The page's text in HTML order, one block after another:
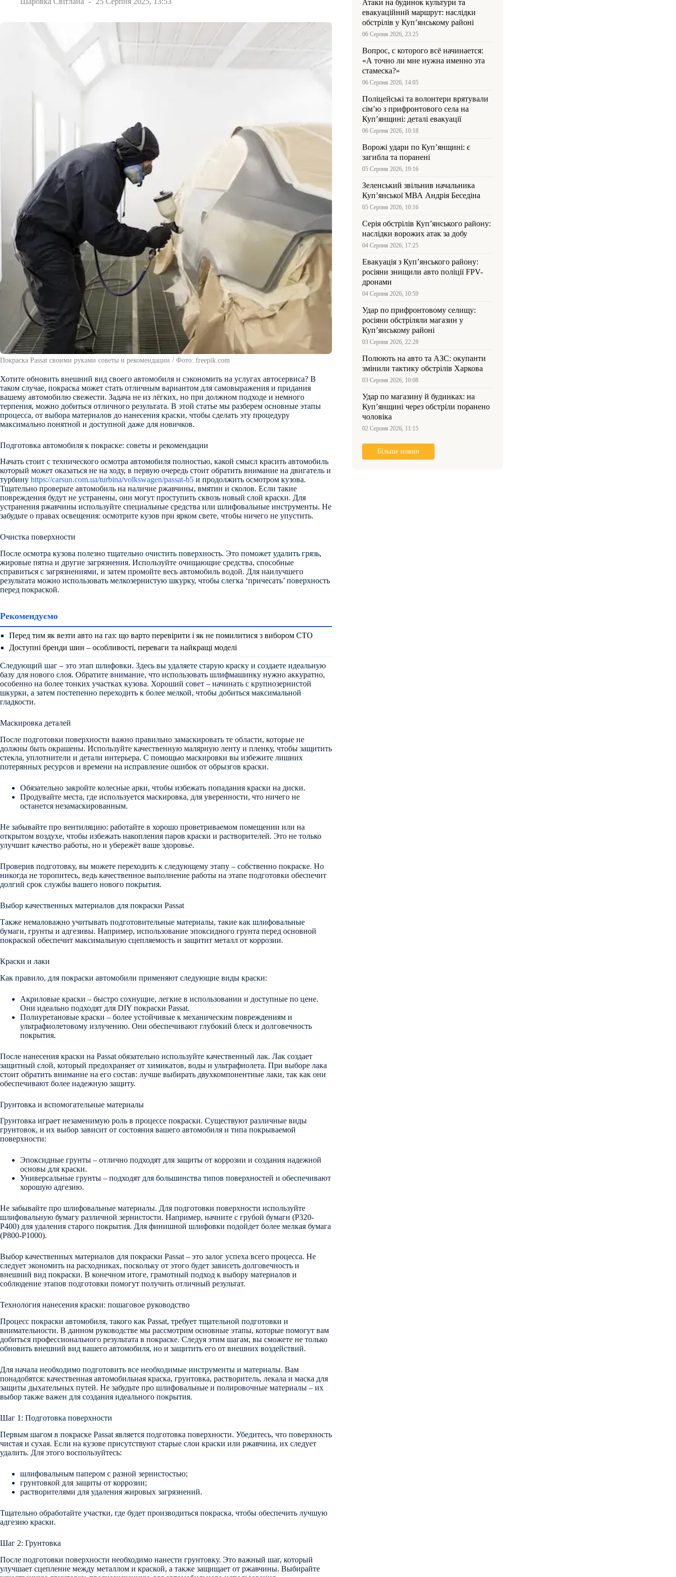
Покраска Passat своими руками советы и рекомендации / Фото: freepik.com
Хотите обновить внешний вид своего автомобиля и сэкономить на услугах автосервиса? В
таком случае, покраска может стать отличным вариантом для самовыражения и придания
вашему автомобилю свежести. Задача не из лёгких, но при должном подходе и немного
терпения, можно добиться отличного результата. В этой статье мы разберем основные этапы
процесса, от выбора материалов до нанесения краски, чтобы сделать эту процедуру
максимально понятной и доступной даже для новичков.
Подготовка автомобиля к покраске: советы и рекомендации
Начать стоит с технического осмотра автомобиля полностью, какой смысл красить автомобиль
который может оказаться не на ходу, в первую очередь стоит обратить внимание на двигатель и
турбину https://carsun.com.ua/turbina/volkswagen/passat-b5 и продолжить осмотром кузова.
Тщательно проверьте автомобиль на наличие ржавчины, вмятин и сколов. Если такие
повреждения будут не устранены, они могут проступить сквозь новый слой краски. Для
устранения ржавчины используйте специальные средства или шлифовальные инструменты. Не
забудьте о правах освещения: осмотрите кузов при ярком свете, чтобы ничего не упустить.
Очистка поверхности
После осмотра кузова полезно тщательно очистить поверхность. Это поможет удалить грязь,
жировые пятна и другие загрязнения. Используйте очищающие средства, способные
справиться с загрязнениями, и затем промойте весь автомобиль водой. Для наилучшего
результата можно использовать мелкозернистую шкурку, чтобы слегка ‘причесать’ поверхность
перед покраской.
Рекомендуємо
Перед тим як везти авто на газ: що варто перевірити і як не помилитися з вибором СТО
Доступні бренди шин – особливості, переваги та найкращі моделі
Следующий шаг – это этап шлифовки. Здесь вы удаляете старую краску и создаете идеальную
базу для нового слоя. Обратите внимание, что использовать шлифмашинку нужно аккуратно,
особенно на более тонких участках кузова. Хороший совет – начинать с крупнозернистой
шкурки, а затем постепенно переходить к более мелкой, чтобы добиться максимальной
гладкости.
Маскировка деталей
После подготовки поверхности важно правильно замаскировать те области, которые не
должны быть окрашены. Используйте качественную малярную ленту и пленку, чтобы защитить
стекла, уплотнители и детали интерьера. С помощью маскировки вы избежите лишних
потерянных ресурсов и времени на исправление ошибок от обрызгов краски.
Обязательно закройте колесные арки, чтобы избежать попадания краски на диски.
Продувайте места, где используется маскировка, для уверенности, что ничего не
останется незамаскированным.
Не забывайте про вентиляцию: работайте в хорошо проветриваемом помещении или на
открытом воздухе, чтобы избежать накопления паров краски и растворителей. Это не только
улучшит качество работы, но и убережёт ваше здоровье.
Проверив подготовку, вы можете переходить к следующему этапу – собственно покраске. Но
никогда не торопитесь, ведь качественное выполнение работы на этапе подготовки обеспечит
долгий срок службы вашего нового покрытия.
Выбор качественных материалов для покраски Passat
Также немаловажно учитывать подготовительные материалы, такие как шлифовальные
бумаги, грунты и адгезивы. Например, использование эпоксидного грунта перед основной
покраской обеспечит максимальную сцепляемость и защитит металл от коррозии.
Краски и лаки
Как правило, для покраски автомобили применяют следующие виды краски:
Акриловые краски – быстро сохнущие, легкие в использовании и доступные по цене.
Они идеально подходят для DIY покраски Passat.
Полиуретановые краски – более устойчивые к механическим повреждениям и
ультрафиолетовому излучению. Они обеспечивают глубокий блеск и долговечность
покрытия.
После нанесения краски на Passat обязательно используйте качественный лак. Лак создает
защитный слой, который предохраняет от химикатов, воды и ультрафиолета. При выборе лака
стоит обратить внимание на его состав: лучше выбирать двухкомпонентные лаки, так как они
обеспечивают более надежную защиту.
Грунтовка и вспомогательные материалы
Грунтовка играет незаменимую роль в процессе покраски. Существуют различные виды
грунтовок, и их выбор зависит от состояния вашего автомобиля и типа покрываемой
поверхности:
Эпоксидные грунты – отлично подходят для защиты от коррозии и создания надежной
основы для краски.
Универсальные грунты – подходят для большинства типов поверхностей и обеспечивают
хорошую адгезию.
Не забывайте про шлифовальные материалы. Для подготовки поверхности используйте
шлифовальную бумагу различной зернистости. Например, начните с грубой бумаги (P320-
P400) для удаления старого покрытия. Для финишной шлифовки подойдет более мелкая бумага
(P800-P1000).
Выбор качественных материалов для покраски Passat – это залог успеха всего процесса. Не
следует экономить на расходниках, поскольку от этого будет зависеть долговечность и
внешний вид покраски. В конечном итоге, грамотный подход к выбору материалов и
соблюдение этапов подготовки помогут получить отличный результат.
Технология нанесения краски: пошаговое руководство
Процесс покраски автомобиля, такого как Passat, требует тщательной подготовки и
внимательности. В данном руководстве мы рассмотрим основные этапы, которые помогут вам
добиться профессионального результата в покраске. Следуя этим шагам, вы сможете не только
обновить внешний вид вашего автомобиля, но и защитить его от внешних воздействий.
Для начала необходимо подготовить все необходимые инструменты и материалы. Вам
понадобятся: качественная автомобильная краска, грунтовка, растворитель, лекала и маска для
защиты дыхательных путей. Не забудьте про шлифовальные и полировочные материалы – их
выбор также важен для создания идеального покрытия.
Шаг 1: Подготовка поверхности
Первым шагом в покраске Passat является подготовка поверхности. Убедитесь, что поверхность
чистая и сухая. Если на кузове присутствуют старые слои краски или ржавчина, их следует
удалить. Для этого воспользуйтесь:
шлифовальным папером с разной зернистостью;
грунтовкой для защиты от коррозии;
растворителями для удаления жировых загрязнений.
Тщательно обработайте участки, где будет производиться покраска, чтобы обеспечить лучшую
адгезию краски.
Шаг 2: Грунтовка
После подготовки поверхности необходимо нанести грунтовку. Это важный шаг, который
улучшает сцепление между металлом и краской, а также защищает от ржавчины. Выбирайте
Атаки на будинок культури та
евакуаційний маршрут: наслідки
обстрілів у Куп’янському районі
06 Серпня 2026, 23:25
Вопрос, с которого всё начинается:
«А точно ли мне нужна именно эта
стамеска?»
06 Серпня 2026, 14:05
Поліцейські та волонтери врятували
сім’ю з прифронтового села на
Куп’янщині: деталі евакуації
06 Серпня 2026, 10:18
Ворожі удари по Куп’янщині: є
загибла та поранені
05 Серпня 2026, 19:16
Зеленський звільнив начальника
Купʼянської МВА Андрія Беседіна
05 Серпня 2026, 10:16
Серія обстрілів Куп’янського району:
наслідки ворожих атак за добу
04 Серпня 2026, 17:25
Евакуація з Куп’янського району:
росіяни знищили авто поліції FPV-
дронами
04 Серпня 2026, 10:59
Удар по прифронтовому селищу:
росіяни обстріляли магазин у
Куп’янському районі
03 Серпня 2026, 22:28
Полюють на авто та АЗС: окупанти
змінили тактику обстрілів Харкова
03 Серпня 2026, 10:08
Удар по магазину й будинках: на
Куп’янщині через обстріли поранено
чоловіка
02 Серпня 2026, 11:15
Більше новин